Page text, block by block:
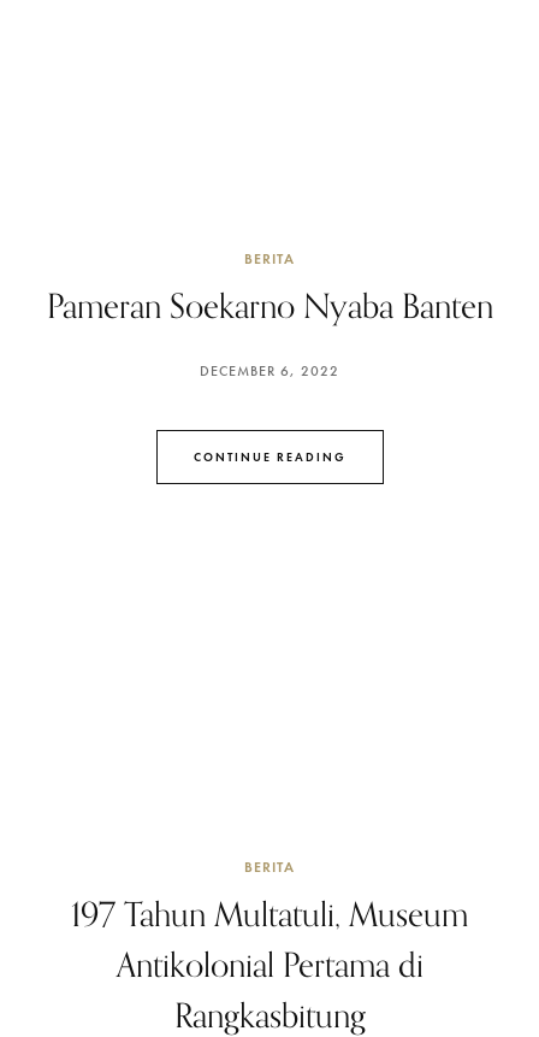
BERITA
Pameran Soekarno Nyaba Banten
DECEMBER 6, 2022
CONTINUE READING
BERITA
197 Tahun Multatuli, Museum
Antikolonial Pertama di
Rangkasbitung